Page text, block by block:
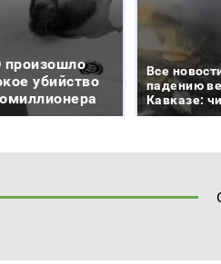
убийство
Все
падению
Кавказе: